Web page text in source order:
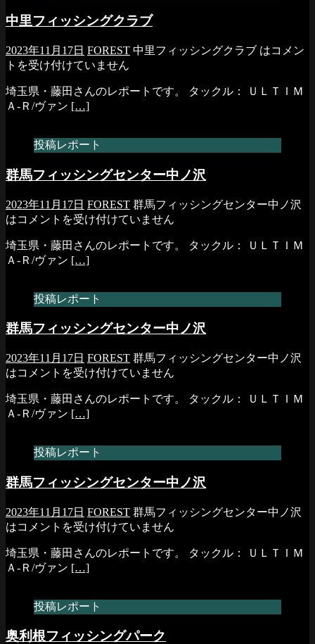
中里フィッシングクラブ
2023年11月17日 FOREST 中里フィッシングクラブ はコメン
トを受け付けていません
埼玉県・藤田さんのレポートです。 タックル： ＵＬＴＩＭ
Ａ-Ｒ/ヴァン […]
投稿レポート
群馬フィッシングセンター中ノ沢
2023年11月17日 FOREST 群馬フィッシングセンター中ノ沢
はコメントを受け付けていません
埼玉県・藤田さんのレポートです。 タックル： ＵＬＴＩＭ
Ａ-Ｒ/ヴァン […]
投稿レポート
群馬フィッシングセンター中ノ沢
2023年11月17日 FOREST 群馬フィッシングセンター中ノ沢
はコメントを受け付けていません
埼玉県・藤田さんのレポートです。 タックル： ＵＬＴＩＭ
Ａ-Ｒ/ヴァン […]
投稿レポート
群馬フィッシングセンター中ノ沢
2023年11月17日 FOREST 群馬フィッシングセンター中ノ沢
はコメントを受け付けていません
埼玉県・藤田さんのレポートです。 タックル： ＵＬＴＩＭ
Ａ-Ｒ/ヴァン […]
投稿レポート
奥利根フィッシングパーク